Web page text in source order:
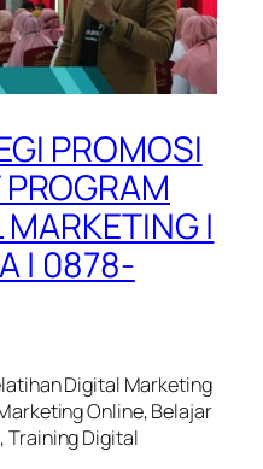
PROMOSI
MARKETING |
| 0878-
Digital Marketing
Online, Belajar
Training Digital